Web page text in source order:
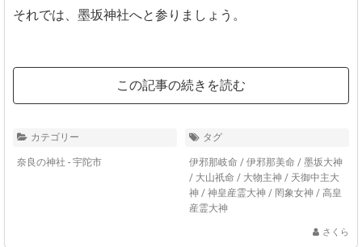
それでは、墨坂神社へと参りましょう。
この記事の続きを読む
カテゴリー
奈良の神社 - 宇陀市
タグ
伊邪那岐命 / 伊邪那美命 / 墨坂大神
/ 大山祇命 / 大物主神 / 天御中主大
神 / 神皇産霊大神 / 罔象女神 / 高皇
産霊大神
さくら